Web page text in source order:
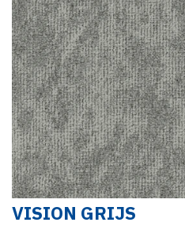
VISION GRIJS